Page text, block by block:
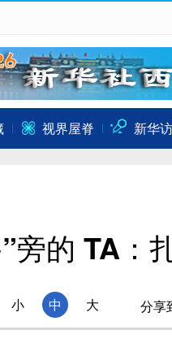
视界屋脊 新华
旁的 TA：
小 中 大 分享